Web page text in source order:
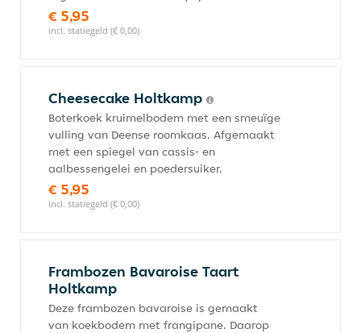
€ 5,95
incl. statiegeld (€ 0,00)
Cheesecake Holtkamp
Boterkoek kruimelbodem met een smeuïge
vulling van Deense roomkaas. Afgemaakt
met een spiegel van cassis- en
aalbessengelei en poedersuiker.
€ 5,95
incl. statiegeld (€ 0,00)
Frambozen Bavaroise Taart
Holtkamp
Deze frambozen bavaroise is gemaakt
van koekbodem met frangipane. Daarop